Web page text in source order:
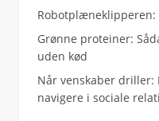
Robotplæneklipperen:
Grønne proteiner:
uden kød
Når venskaber
navigere i sociale